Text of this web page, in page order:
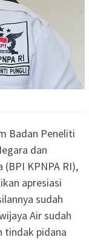
Badan Peneliti
dan
(BPI KPNPA RI),
apresiasi
sudah
Air sudah
tindak pidana